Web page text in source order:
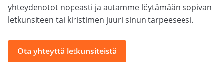
yhteydenotot nopeasti ja autamme löytämään sopivan
letkunsiteen tai kiristimen juuri sinun tarpeeseesi.
Ota yhteyttä letkunsiteistä